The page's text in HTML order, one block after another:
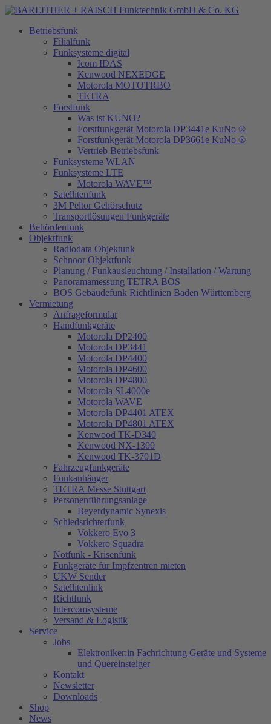
Betriebsfunk
Filialfunk
Funksysteme digital
Icom IDAS
Kenwood NEXEDGE
Motorola MOTOTRBO
TETRA
Forstfunk
Was ist KUNO?
Forstfunkgerät Motorola DP3441e KuNo ®
Forstfunkgerät Motorola DP3661e KuNo ®
Vertrieb Betriebsfunk
Funksysteme WLAN
Funksysteme LTE
Motorola WAVE™
Satellitenfunk
3M Peltor Gehörschutz
Transportlösungen Funkgeräte
Behördenfunk
Objektfunk
Radiodata Objektunk
Schnoor Objektfunk
Planung / Funkausleuchtung / Installation / Wartung
Panoramamessung TETRA BOS
BOS Gebäudefunk Richtlinien Baden Württemberg
Vermietung
Anfrageformular
Handfunkgeräte
Motorola DP2400
Motorola DP3441
Motorola DP4400
Motorola DP4600
Motorola DP4800
Motorola SL4000e
Motorola WAVE
Motorola DP4401 ATEX
Motorola DP4801 ATEX
Kenwood TK-D340
Kenwood NX-1300
Kenwood TK-3701D
Fahrzeugfunkgeräte
Funkanhänger
TETRA Messe Stuttgart
Personenführungsanlage
Beyerdynamic Synexis
Schiedsrichterfunk
Vokkero Evo 3
Vokkero Squadra
Notfunk - Krisenfunk
Funkgeräte für Impfzentren mieten
UKW Sender
Satellitenlink
Richtfunk
Intercomsysteme
Versand & Logistik
Service
Jobs
Elektroniker:in Fachrichtung Geräte und Systeme
und Quereinsteiger
Kontakt
Newsletter
Downloads
Shop
News